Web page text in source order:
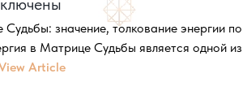
значение, толкование энергии по
в Матрице Судьбы является одной из
Article